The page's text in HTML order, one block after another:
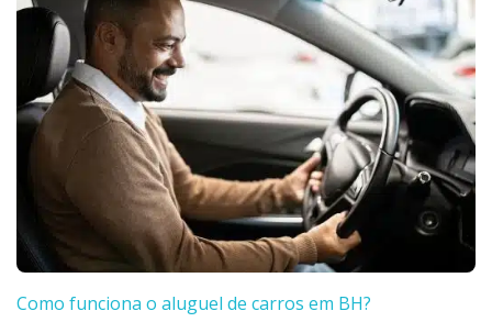
Como funciona o aluguel de carros em BH?